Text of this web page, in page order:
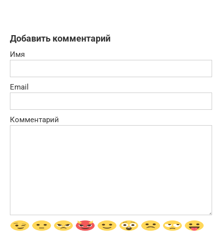
Добавить комментарий
Имя
Email
Комментарий